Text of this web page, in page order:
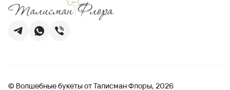
© Волшебные букеты от Талисман Флоры, 2026